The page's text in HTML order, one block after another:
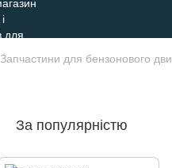
Запчастини для бензонового
За популярністю